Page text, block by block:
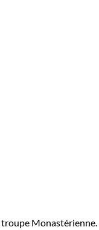
Monastérienne.